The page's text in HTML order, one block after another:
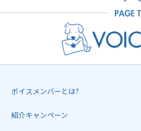
ボイスメンバーとは?
紹介キャンペーン